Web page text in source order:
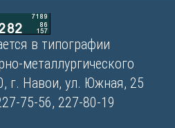
в типографии
металлургического
г. Навои, ул. Южная, 25
75-56, 227-80-19